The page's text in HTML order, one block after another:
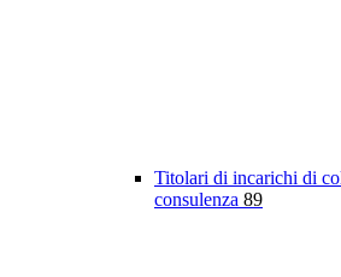
Titolari di incarichi di
consulenza 89